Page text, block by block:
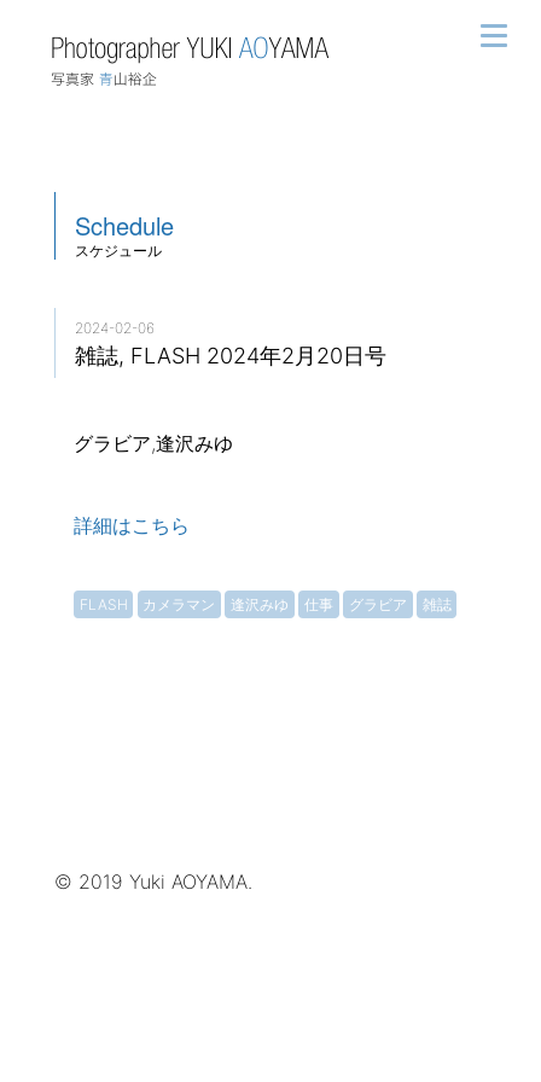
Schedule
スケジュール
2024-02-06
雑誌, FLASH 2024年2月20日号
グラビア,逢沢みゆ
詳細はこちら
FLASH カメラマン 逢沢みゆ 仕事 グラビア 雑誌
© 2019 Yuki AOYAMA.